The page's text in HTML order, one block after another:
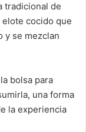
tradicional de
cocido que
y se mezclan
bolsa para
una forma
la experiencia